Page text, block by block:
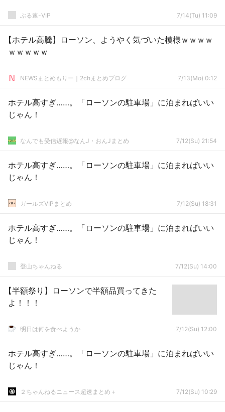
ぶる速-VIP 7/14(Tu) 11:09
【ホテル高騰】ローソン、ようやく気づいた模様ｗｗｗｗ
ｗｗｗｗｗ
NEWSまとめもりー｜2chまとめブログ 7/13(Mo) 0:12
ホテル高すぎ……。「ローソンの駐車場」に泊まればいい
じゃん！
なんでも受信遅報@なんJ・おんJまとめ 7/12(Su) 21:54
ホテル高すぎ……。「ローソンの駐車場」に泊まればいい
じゃん！
ガールズVIPまとめ 7/12(Su) 18:31
ホテル高すぎ……。「ローソンの駐車場」に泊まればいい
じゃん！
登山ちゃんねる 7/12(Su) 14:00
【半額祭り】ローソンで半額品買ってきた
よ！！！
明日は何を食べようか 7/12(Su) 12:00
ホテル高すぎ……。「ローソンの駐車場」に泊まればいい
じゃん！
２ちゃんねるニュース超速まとめ＋ 7/12(Su) 10:29